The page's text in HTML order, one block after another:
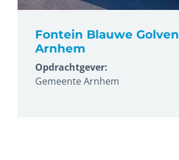
Fontein Blauwe Golven
Arnhem
Opdrachtgever:
Gemeente Arnhem